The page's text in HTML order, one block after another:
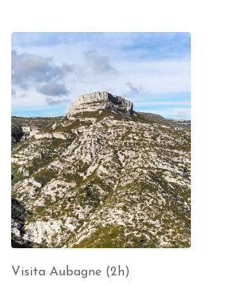
Visita Aubagne (2h)